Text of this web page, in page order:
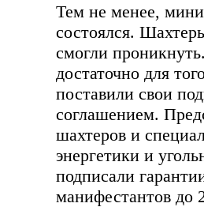
Тем не менее,
состоялся.
смогли
достаточно для
поставили свои
соглашением.
шахтеров и
энергетики и
подписали
манифестантов до